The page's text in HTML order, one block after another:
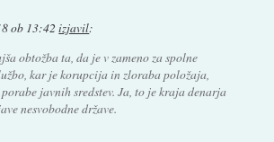
ob 13:42 izjavil:
obtožba ta, da je v zameno za spolne
kar je korupcija in zloraba položaja,
javnih sredstev. Ja, to je kraja denarja
nesvobodne države.